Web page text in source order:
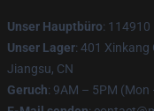
Unser Hauptbüro: 114910
Unser Lager: 401 Xinkang
Jiangsu, CN
Geruch: 9AM – 5PM (Mon